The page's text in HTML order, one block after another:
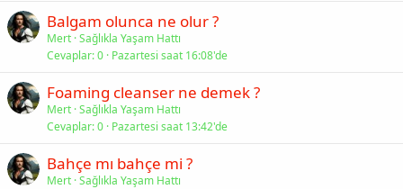
Balgam olunca ne olur ?
Mert Sağlıkla Yaşam Hattı
Cevaplar 0 Pazartesi saat 16:08'de
Foaming cleanser ne demek ?
Mert Sağlıkla Yaşam Hattı
Cevaplar 0 Pazartesi saat 13:42'de
Bahçe mı bahçe mi ?
Mert Sağlıkla Yaşam Hattı